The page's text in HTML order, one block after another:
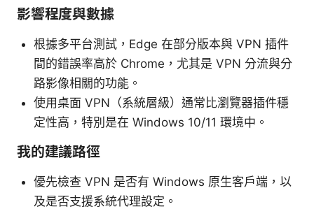
影響程度與數據
根據多平台測試，Edge 在部分版本與 VPN 插件
間的錯誤率高於 Chrome，尤其是 VPN 分流與分
路影像相關的功能。
使用桌面 VPN（系統層級）通常比瀏覽器插件穩
定性高，特別是在 Windows 10/11 環境中。
我的建議路徑
優先檢查 VPN 是否有 Windows 原生客戶端，以
及是否支援系統代理設定。